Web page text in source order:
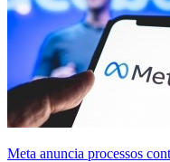
Meta anuncia processos